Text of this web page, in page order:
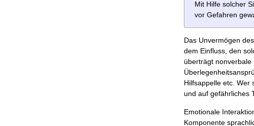
Mit Hilfe solcher
vor Gefahren
Das Unvermögen
dem Einfluss, den
überträgt nonverbale
Hilfsappelle etc. Wer
und auf gefährliches
Emotionale
Komponente